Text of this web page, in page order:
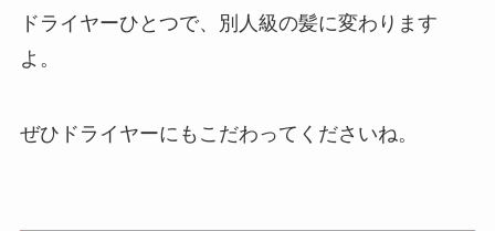
ドライヤーひとつで、別人級の髪に変わります
よ。
ぜひドライヤーにもこだわってくださいね。